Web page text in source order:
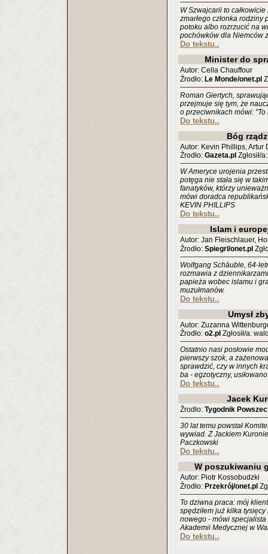
W Szwajcarii to
zmarłego członka rodziny
potoku albo rozrzucić na
pochówków dla Niemców
Do tekstu..
Minister do
Autor: Cella Chauffour
Źrodło: Le Monde/onet.pl
Roman Giertych,
przejmuje się tym, że
o przeciwnikach mówi:
Do tekstu..
Bóg
Autor: Kevin Phillips, Artur
Źrodło: Gazeta.pl Zgłosił/
W Ameryce urojenia
potęga nie stała się w
fanatyków, którzy
mówi doradca
KEVIN PHILLIPS
Do tekstu..
Islam i
Autor: Jan Fleischlauer,
Źrodło: Spiegrl/onet.pl
Wolfgang Schäuble, 64-
rozmawia z
papieża wobec islamu i
muzułmanów.
Do tekstu..
Umysł
Autor: Zuzanna
Źrodło: o2.pl Zgłosił/a:
Ostatnio nasi posłowie
pierwszy szok, a
sprawdzić, czy w innych
ba - egzotyczny,
Do tekstu..
Jacek
Źrodło: Tygodnik
30 lat temu powstał
wywiad. Z Jackiem
Paczkowski
Do tekstu..
W poszukiwaniu
Autor: Piotr Kossobudzki
Źrodło: Przekrój/onet.pl
To dziwna praca: mój
spędziłem już kilka
nowego - mówi
Akademii Medycznej w
Do tekstu..